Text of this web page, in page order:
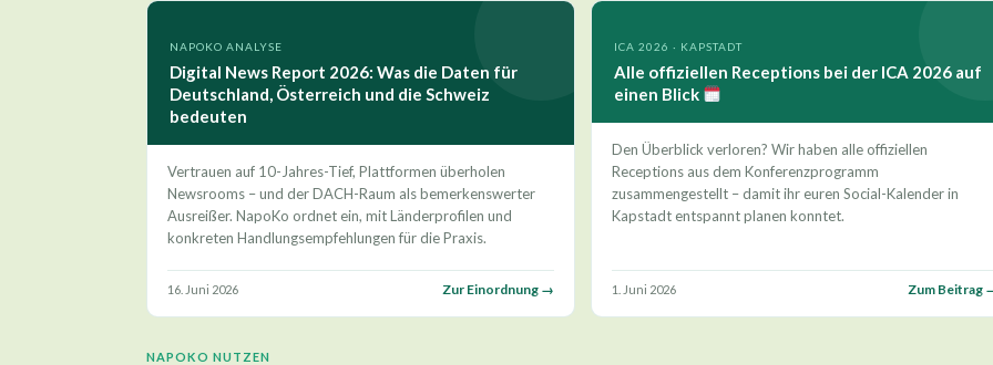
NAPOKO ANALYSE
Digital News Report 2026: Was die Daten für
Deutschland, Österreich und die Schweiz
bedeuten
Vertrauen auf 10-Jahres-Tief, Plattformen überholen
Newsrooms – und der DACH-Raum als bemerkenswerter
Ausreißer. NapoKo ordnet ein, mit Länderprofilen und
konkreten Handlungsempfehlungen für die Praxis.
16. Juni 2026 Zur Einordnung →
ICA 2026 · KAPSTADT
Alle offiziellen Receptions bei der ICA 2026 auf
einen Blick
Den Überblick verloren? Wir haben alle offiziellen
Receptions aus dem Konferenzprogramm
zusammengestellt – damit ihr euren Social-Kalender in
Kapstadt entspannt planen konntet.
1. Juni 2026 Zum Beitrag
NAPOKO NUTZEN